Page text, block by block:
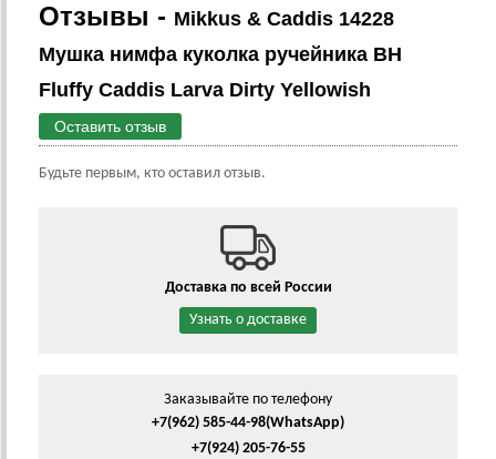
Отзывы - Mikkus & Caddis 14228
Мушка нимфа куколка ручейника BH
Fluffy Caddis Larva Dirty Yellowish
Оставить отзыв
Будьте первым, кто оставил отзыв.
Доставка по всей России
Узнать о доставке
Заказывайте по телефону
+7(962) 585-44-98(WhatsApp)
+7(924) 205-76-55